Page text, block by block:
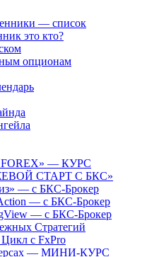
— список
это кто?
опционам
— КУРС
СТАРТ С БКС»
— с БКС-Брокер
— с БКС-Брокер
— с БКС-Брокер
Стратегий
с FxPro
— МИНИ-КУРС